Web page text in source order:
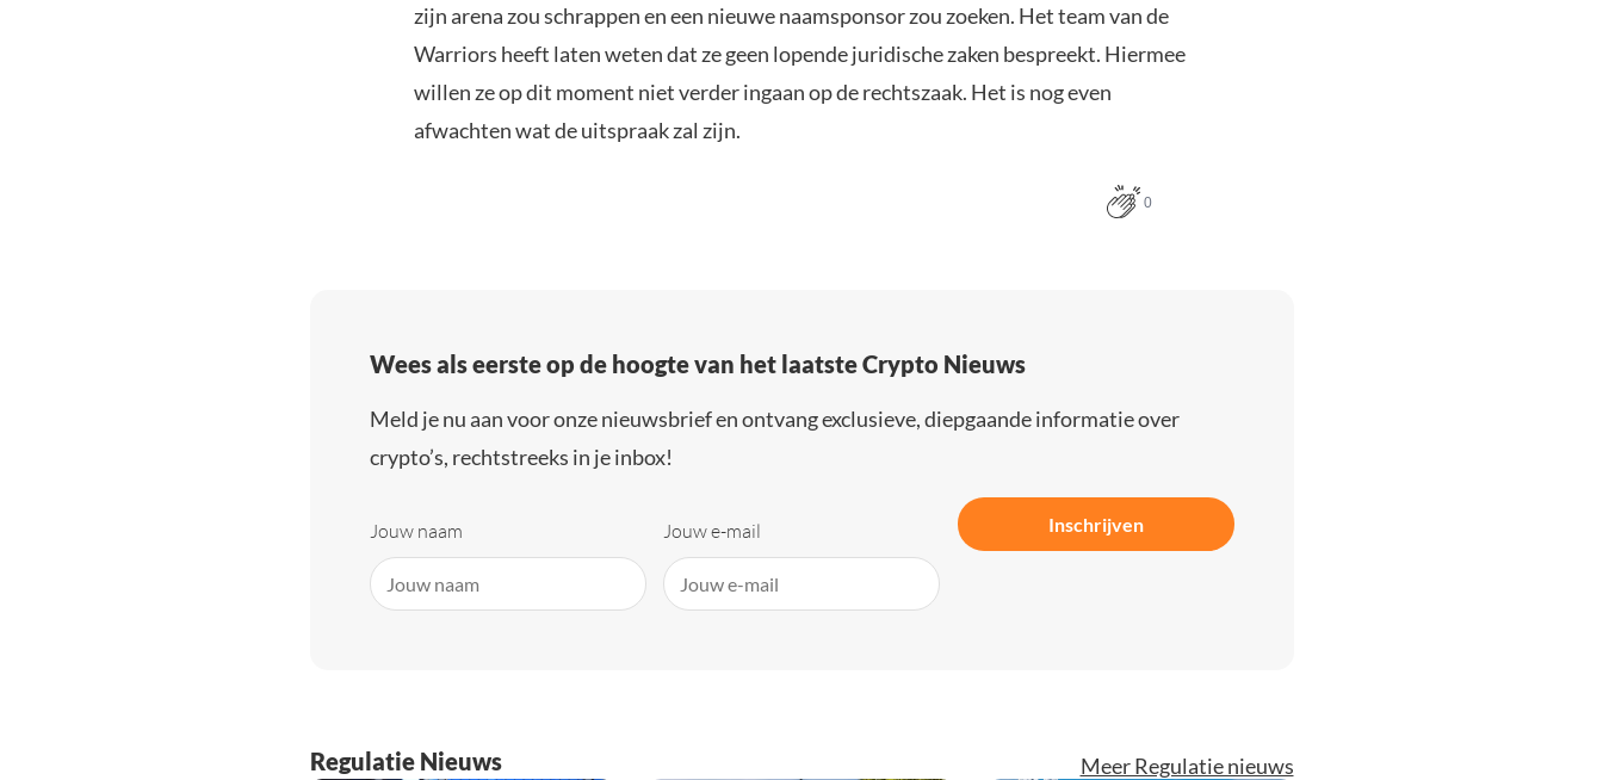
zijn arena zou schrappen en een nieuwe naamsponsor zou zoeken. Het team van de
Warriors heeft laten weten dat ze geen lopende juridische zaken bespreekt. Hiermee
willen ze op dit moment niet verder ingaan op de rechtszaak. Het is nog even
afwachten wat de uitspraak zal zijn.
0
Wees als eerste op de hoogte van het laatste Crypto Nieuws
Meld je nu aan voor onze nieuwsbrief en ontvang exclusieve, diepgaande informatie over
crypto’s, rechtstreeks in je inbox!
Jouw naam Jouw e-mail Inschrijven
Regulatie Nieuws Meer Regulatie nieuws